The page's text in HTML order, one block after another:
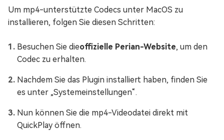
Um mp4-unterstützte Codecs unter MacOS zu
installieren, folgen Sie diesen Schritten:
Besuchen Sie dieoffizielle Perian-Website, um den
Codec zu erhalten.
Nachdem Sie das Plugin installiert haben, finden Sie
es unter „Systemeinstellungen“.
Nun können Sie die mp4-Videodatei direkt mit
QuickPlay öffnen.